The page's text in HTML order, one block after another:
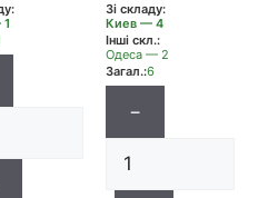
Зі складу:
Киев — 4
Інші скл.:
Одеса — 2
Загал.:6
−